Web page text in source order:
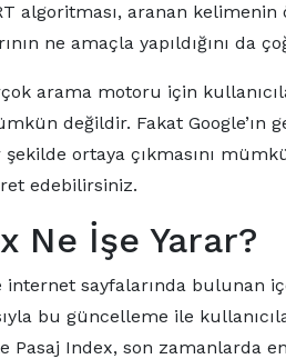
algoritması, aranan kelimenin
ne amaçla yapıldığını da
arama motoru için
değildir. Fakat Google’ın
şekilde ortaya çıkmasını
edebilirsiniz.
Ne İşe Yarar?
internet sayfalarında bulunan
bu güncelleme ile
Pasaj Index, son zamanlarda